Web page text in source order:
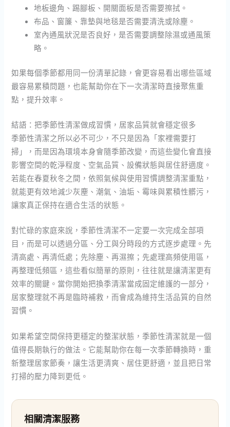
地板邊角、踢腳板、開關面板是否需要擦拭。
布品、窗簾、靠墊與地毯是否需要清洗或除塵。
室內通風狀況是否良好，是否需要調整除濕或通風策
略。
如果每個季節都用同一份清單記錄，會更容易看出哪些區域
最容易累積問題，也能幫助你在下一次清潔時直接聚焦重
點，提升效率。
結語：把季節性清潔做成習慣，居家品質就會穩定很多
季節性清潔之所以必不可少，不只是因為「家裡需要打
掃」，而是因為環境本身會隨季節改變，而這些變化會直接
影響空間的乾淨程度、空氣品質、設備狀態與居住舒適度。
若能在春夏秋冬之間，依照氣候與使用習慣調整清潔重點，
就能更有效地減少灰塵、潮氣、油垢、霉味與累積性髒污，
讓家真正保持在適合生活的狀態。
對忙碌的家庭來說，季節性清潔不一定要一次完成全部項
目，而是可以透過分區、分工與分時段的方式逐步處理。先
清高處、再清低處；先除塵、再濕擦；先處理高頻使用區，
再整理低頻區，這些看似簡單的原則，往往就是讓清潔更有
效率的關鍵。當你開始把換季清潔當成固定維護的一部分，
居家整理就不再是臨時補救，而會成為維持生活品質的自然
習慣。
如果希望空間保持更穩定的整潔狀態，季節性清潔就是一個
值得長期執行的做法。它能幫助你在每一次季節轉換時，重
新整理居家節奏，讓生活更清爽、居住更舒適，並且把日常
打掃的壓力降到更低。
相關清潔服務